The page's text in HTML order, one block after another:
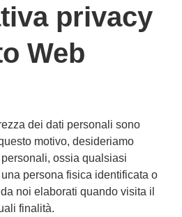
privacy
Web
dei dati personali sono
motivo, desideriamo
ossia qualsiasi
persona fisica identificata o
noi elaborati quando visita il
finalità.